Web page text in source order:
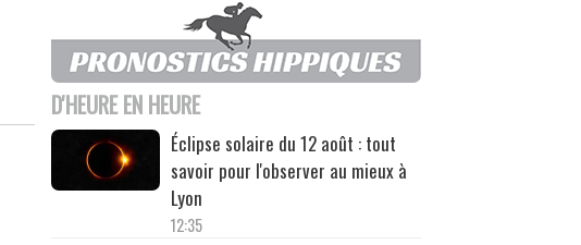
D'HEURE EN HEURE
Éclipse solaire du 12 août : tout
savoir pour l'observer au mieux à
Lyon
12:35